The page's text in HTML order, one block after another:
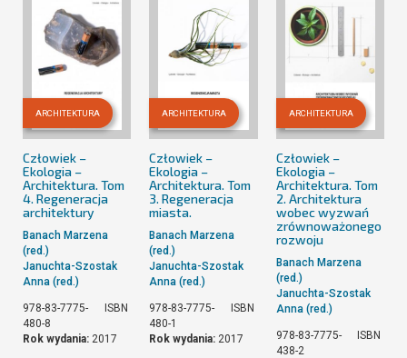
ARCHITEKTURA
Człowiek –
Ekologia –
Architektura. Tom
4. Regeneracja
architektury
Banach Marzena
(red.)
Januchta-Szostak
Anna (red.)
978-83-7775-
480-8
ISBN
Rok wydania: 2017
ARCHITEKTURA
Człowiek –
Ekologia –
Architektura. Tom
3. Regeneracja
miasta.
Banach Marzena
(red.)
Januchta-Szostak
Anna (red.)
978-83-7775-
480-1
ISBN
Rok wydania: 2017
ARCHITEKTURA
Człowiek –
Ekologia –
Architektura. Tom
2. Architektura
wobec wyzwań
zrównoważonego
rozwoju
Banach Marzena
(red.)
Januchta-Szostak
Anna (red.)
978-83-7775-
438-2
ISBN